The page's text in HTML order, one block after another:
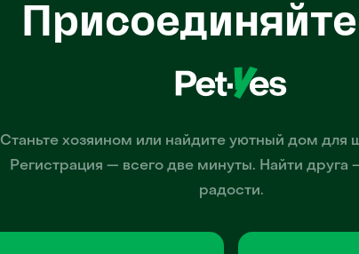
Станьте хозяином или найдите уютный дом для
Регистрация — всего две минуты. Найти друга
радости.